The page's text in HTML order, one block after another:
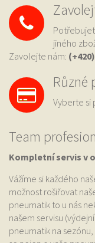
jiného
Zavolejte nám:
Různé
Vyberte si
Team
Kompletní servis v
Vážíme si každého
možnost rošiřovat
pneumatik to u nás
našem servisu
pneumatik na